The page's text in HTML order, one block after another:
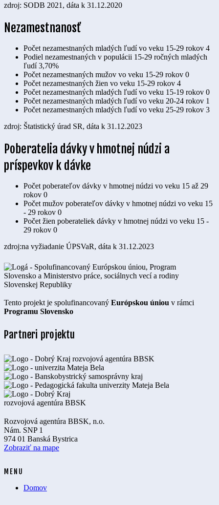
zdroj: SODB 2021, dáta k 31.12.2020
Nezamestnanosť
Počet nezamestnaných mladých ľudí vo veku 15-29 rokov 4
Podiel nezamestnaných v populácii 15-29 ročných mladých
ľudí 3,70%
Počet nezamestnaných mužov vo veku 15-29 rokov 0
Počet nezamestnaných žien vo veku 15-29 rokov 4
Počet nezamestnaných mladých ľudí vo veku 15-19 rokov 0
Počet nezamestnaných mladých ľudí vo veku 20-24 rokov 1
Počet nezamestnaných mladých ľudí vo veku 25-29 rokov 3
zdroj: Štatistický úrad SR, dáta k 31.12.2023
Poberatelia dávky v hmotnej núdzi a
príspevkov k dávke
Počet poberateľov dávky v hmotnej núdzi vo veku 15 až 29
rokov 0
Počet mužov poberateľov dávky v hmotnej núdzi vo veku 15
- 29 rokov 0
Počet žien poberateliek dávky v hmotnej núdzi vo veku 15 -
29 rokov 0
zdroj:na vyžiadanie ÚPSVaR, dáta k 31.12.2023
Tento projekt je spolufinancovaný Európskou úniou v rámci
Programu Slovensko
Partneri projektu
Rozvojová agentúra BBSK, n.o.
Nám. SNP 1
974 01 Banská Bystrica
Zobraziť na mape
MENU
Domov